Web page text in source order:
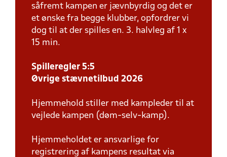
såfremt kampen er jævnbyrdig og det er
et ønske fra begge klubber, opfordrer vi
dog til at der spilles en. 3. halvleg af 1 x
15 min.
Spilleregler 5:5
Øvrige stævnetilbud 2026
Hjemmehold stiller med kampleder til at
vejlede kampen (døm-selv-kamp).
Hjemmeholdet er ansvarlige for
registrering af kampens resultat via